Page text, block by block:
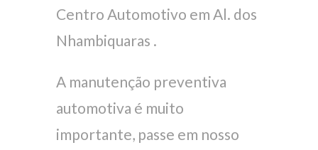
Centro Automotivo em Al. dos
Nhambiquaras .
A manutenção preventiva
automotiva é muito
importante, passe em nosso